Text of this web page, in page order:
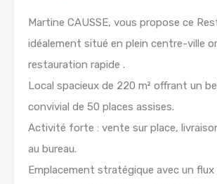
Martine CAUSSE, vous propose ce
idéalement situé en plein centre-ville
restauration rapide .
Local spacieux de 220 m² offrant un
convivial de 50 places assises.
Activité forte : vente sur place,
au bureau.
Emplacement stratégique avec un